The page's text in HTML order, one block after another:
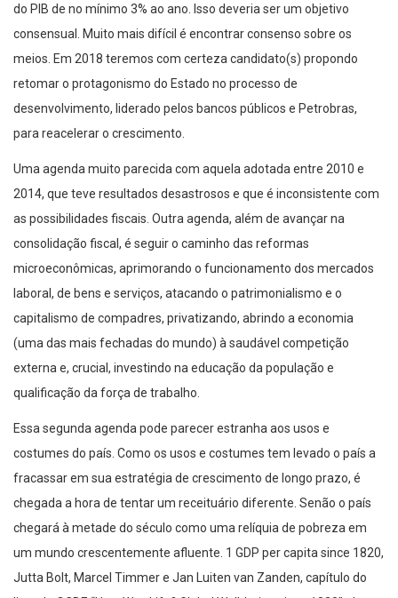
do PIB de no mínimo 3% ao ano. Isso deveria ser um objetivo
consensual. Muito mais difícil é encontrar consenso sobre os
meios. Em 2018 teremos com certeza candidato(s) propondo
retomar o protagonismo do Estado no processo de
desenvolvimento, liderado pelos bancos públicos e Petrobras,
para reacelerar o crescimento.
Uma agenda muito parecida com aquela adotada entre 2010 e
2014, que teve resultados desastrosos e que é inconsistente com
as possibilidades fiscais. Outra agenda, além de avançar na
consolidação fiscal, é seguir o caminho das reformas
microeconômicas, aprimorando o funcionamento dos mercados
laboral, de bens e serviços, atacando o patrimonialismo e o
capitalismo de compadres, privatizando, abrindo a economia
(uma das mais fechadas do mundo) à saudável competição
externa e, crucial, investindo na educação da população e
qualificação da força de trabalho.
Essa segunda agenda pode parecer estranha aos usos e
costumes do país. Como os usos e costumes tem levado o país a
fracassar em sua estratégia de crescimento de longo prazo, é
chegada a hora de tentar um receituário diferente. Senão o país
chegará à metade do século como uma relíquia de pobreza em
um mundo crescentemente afluente. 1 GDP per capita since 1820,
Jutta Bolt, Marcel Timmer e Jan Luiten van Zanden, capítulo do